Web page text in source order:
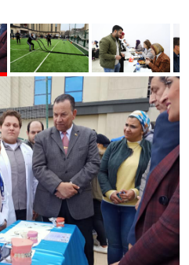
المساعد الذكي (NMU)
متصل الآن · يرد فوراً